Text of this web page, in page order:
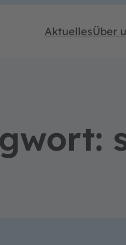
AktuellesÜber